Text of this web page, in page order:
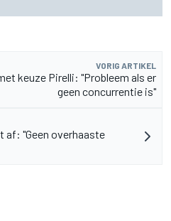
VORIG ARTIKEL
keuze Pirelli: "Probleem als er
geen concurrentie is"
af: "Geen overhaaste